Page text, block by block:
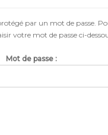
par un mot de passe.
votre mot de passe ci-
Mot de passe :